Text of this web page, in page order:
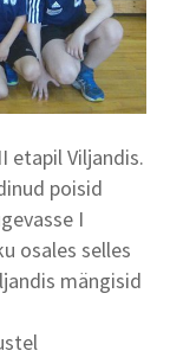
etapil Viljandis.
poisid
I
osales selles
mängisid